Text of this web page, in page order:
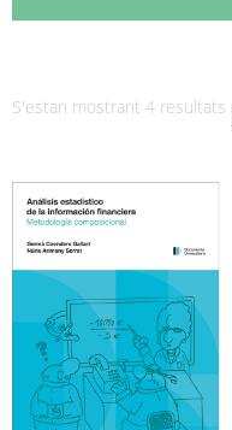
S'estan mostrant 4 resultats